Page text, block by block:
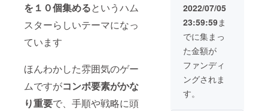
を１０個集めるというハム
スターらしいテーマになっ
ています
ほんわかした雰囲気のゲー
ムですがコンボ要素がかな
り重要で、手順や戦略に頭
2022/07/05
23:59:59ま
でに集まっ
た金額が
ファンディ
ングされま
す。